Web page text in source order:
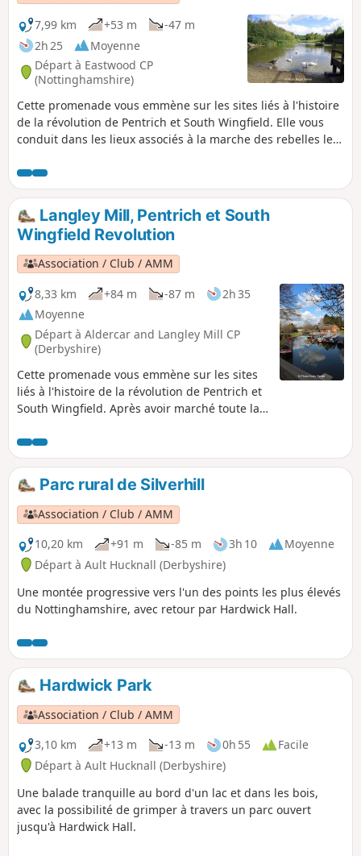
côté des bois de Riddings et Golden
Valley, implique la région de Riddings
dans cet événement.Il s'agit de la
promenade n° 24 des promenades de la
révolution de Pentrich.
7,99 km
+53 m
-47 m
2h 25
Moyenne
Départ à Eastwood CP
(Nottinghamshire)
Cette promenade vous emmène sur les sites liés à l'histoire
de la révolution de Pentrich et South Wingfield. Elle vous
conduit dans les lieux associés à la marche des rebelles le
promenades de la révolution de Pentrich.
Langley Mill, Pentrich et South
Wingfield Revolution
Association / Club / AMM
8,33 km
+84 m -87 m
2h 35
Moyenne
Départ à Aldercar and Langley Mill CP
(Derbyshire)
Cette promenade vous emmène sur les sites
liés à l'histoire de la révolution de Pentrich et
South Wingfield. Après avoir marché toute la
la rivière Erewash à Langley Bridge. Ils
devaient s'arrêter ici pour se restaurer à la
Junction Navigation Inn, aujourd'hui le pub
Great Northern, avant de poursuivre leur
marche vers Eastwood.Il s'agit de la
promenade n° 11 des promenades de la
révolution de Pentrich.
Parc rural de Silverhill
Association / Club / AMM
10,20 km
+91 m -85 m 3h 10
Moyenne
Départ à Ault Hucknall (Derbyshire)
Une montée progressive vers l'un des points les plus élevés
du Nottinghamshire, avec retour par Hardwick Hall.
Hardwick Park
Association / Club / AMM
3,10 km
+13 m -13 m 0h 55
Facile
Départ à Ault Hucknall (Derbyshire)
Une balade tranquille au bord d'un lac et dans les bois,
avec la possibilité de grimper à travers un parc ouvert
jusqu'à Hardwick Hall.